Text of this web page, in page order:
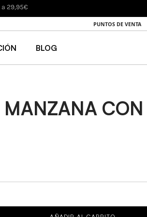
PUNTOS DE VENTA
BLOG
MANZANA CON